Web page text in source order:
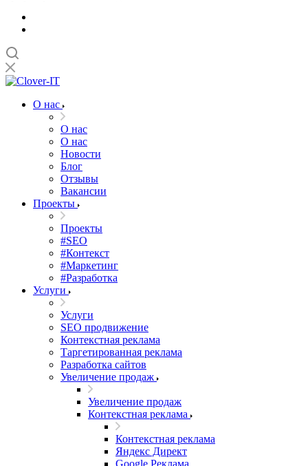
О нас
О нас
О нас
Новости
Блог
Отзывы
Вакансии
Проекты
Проекты
#SEO
#Контекст
#Маркетинг
#Разработка
Услуги
Услуги
SEO продвижение
Контекстная реклама
Таргетированная реклама
Разработка сайтов
Увеличение продаж
Увеличение продаж
Контекстная реклама
Контекстная реклама
Яндекс Директ
Google Реклама